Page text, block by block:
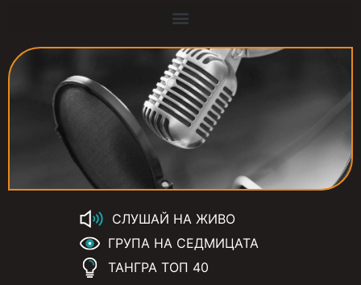
СЛУШАЙ НА ЖИВО
ГРУПА НА СЕДМИЦАТА
ТАНГРА ТОП 40